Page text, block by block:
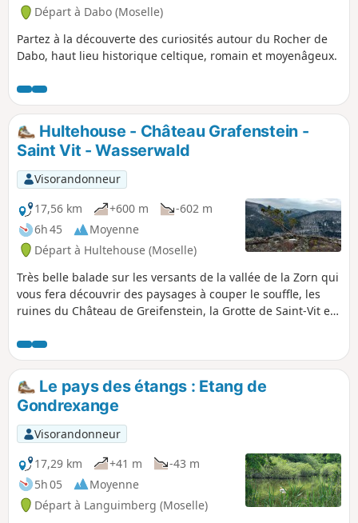
Départ à Dabo (Moselle)
Partez à la découverte des curiosités autour du Rocher de
Dabo, haut lieu historique celtique, romain et moyenâgeux.
Hultehouse - Château Grafenstein -
Saint Vit - Wasserwald
Visorandonneur
17,56 km
+600 m
-602 m
6h 45
Moyenne
Départ à Hultehouse (Moselle)
Très belle balade sur les versants de la vallée de la Zorn qui
vous fera découvrir des paysages à couper le souffle, les
ruines du Château de Greifenstein, la Grotte de Saint-Vit et
Le pays des étangs : Etang de
Gondrexange
Visorandonneur
17,29 km
+41 m
-43 m
5h 05
Moyenne
Départ à Languimberg (Moselle)